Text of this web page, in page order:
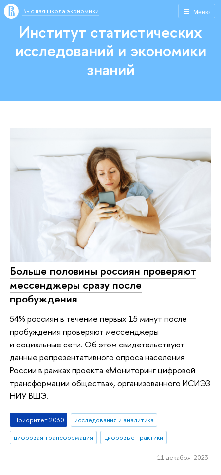
Меню
Высшая школа экономики
Институт статистических
исследований и экономики
знаний
Больше половины россиян проверяют
мессенджеры сразу после
пробуждения
54% россиян в течение первых 15 минут после
пробуждения проверяют мессенджеры
и социальные сети. Об этом свидетельствуют
данные репрезентативного опроса населения
России в рамках проекта «Мониторинг цифровой
трансформации общества», организованного ИСИЭЗ
НИУ ВШЭ.
Приоритет 2030
исследования и аналитика
цифровая трансформация
цифровые практики
11 декабря 2023